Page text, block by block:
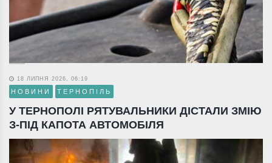
18 ЛИПНЯ 2026, 06:19
НОВИНИ ТЕРНОПІЛЬ
У ТЕРНОПОЛІ РЯТУВАЛЬНИКИ ДІСТАЛИ ЗМІЮ
З-ПІД КАПОТА АВТОМОБІЛЯ